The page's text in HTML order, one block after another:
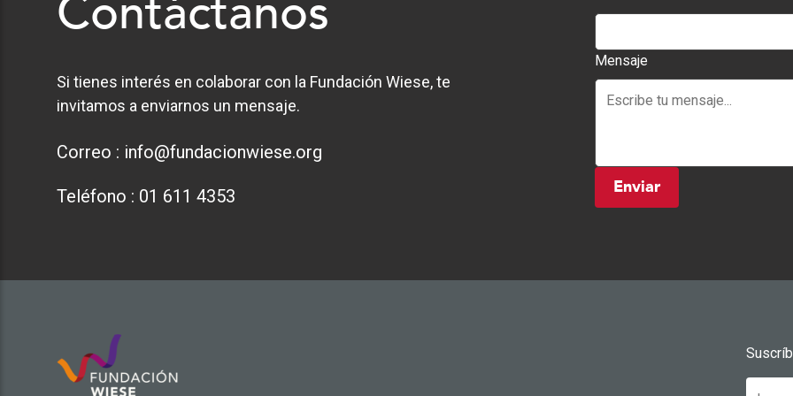
Contáctanos
Si tienes interés en colaborar con la Fundación Wiese, te
invitamos a enviarnos un mensaje.
Correo : info@fundacionwiese.org
Teléfono : 01 611 4353
Mensaje
Enviar